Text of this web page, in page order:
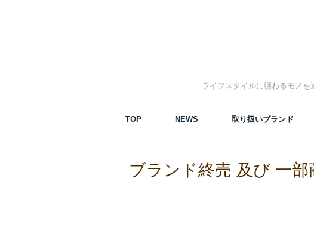
ライフスタイルに纏わるモノ
TOP NEWS 取り扱いブランド
ブランド終売 及び 一